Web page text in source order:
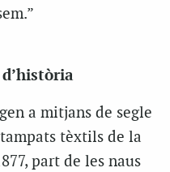
a mitjans de segle
tèxtils de la
part de les naus